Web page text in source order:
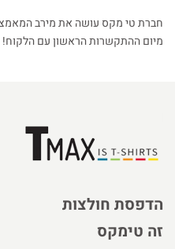
חברת טי מקס עושה את מירב
מיום ההתקשרות הראשון עם הלקוח!
הדפסת חולצות
זה טימקס